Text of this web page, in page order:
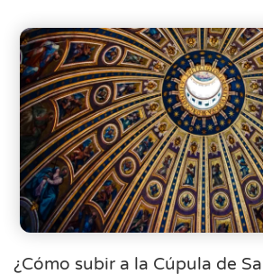
¿Cómo subir a la Cúpula de